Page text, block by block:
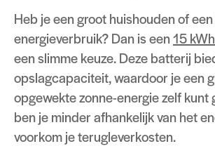
Heb je een groot huishouden of
energieverbruik? Dan is een15
een slimme keuze. Deze batterij
opslagcapaciteit, waardoor je een
opgewekte zonne-energie zelf kunt
ben je minder afhankelijk van het
voorkom je terugleverkosten.